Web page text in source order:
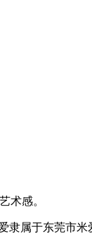
术感。
属于东莞市